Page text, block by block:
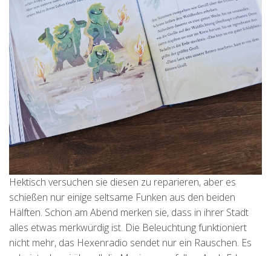
Hektisch versuchen sie diesen zu reparieren, aber es
schießen nur einige seltsame Funken aus den beiden
Hälften. Schon am Abend merken sie, dass in ihrer Stadt
alles etwas merkwürdig ist. Die Beleuchtung funktioniert
nicht mehr, das Hexenradio sendet nur ein Rauschen. Es